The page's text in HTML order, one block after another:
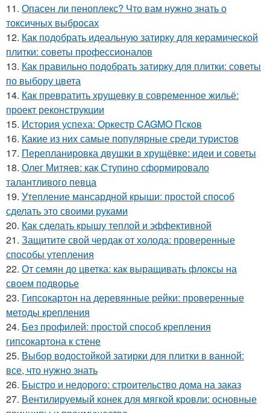
11. Опасен ли пеноплекс? Что вам нужно знать о
токсичных выбросах
12. Как подобрать идеальную затирку для керамической
плитки: советы профессионалов
13. Как правильно подобрать затирку для плитки: советы
по выбору цвета
14. Как превратить хрущевку в современное жильё:
проект реконструкции
15. История успеха: Оркестр CAGMO Псков
16. Какие из них самые популярные среди туристов
17. Перепланировка двушки в хрущёвке: идеи и советы
18. Олег Митяев: как Ступино сформировало
талантливого певца
19. Утепление мансардной крыши: простой способ
сделать это своими руками
20. Как сделать крышу теплой и эффективной
21. Защитите свой чердак от холода: проверенные
способы утепления
22. От семян до цветка: как выращивать флоксы на
своем подворье
23. Гипсокартон на деревянные рейки: проверенные
методы крепления
24. Без профилей: простой способ крепления
гипсокартона к стене
25. Выбор водостойкой затирки для плитки в ванной:
все, что нужно знать
26. Быстро и недорого: строительство дома на заказ
27. Вентилируемый конек для мягкой кровли: основные